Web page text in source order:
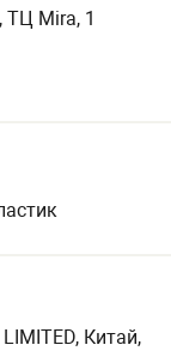
ТЦ Mira, 1
Китай,